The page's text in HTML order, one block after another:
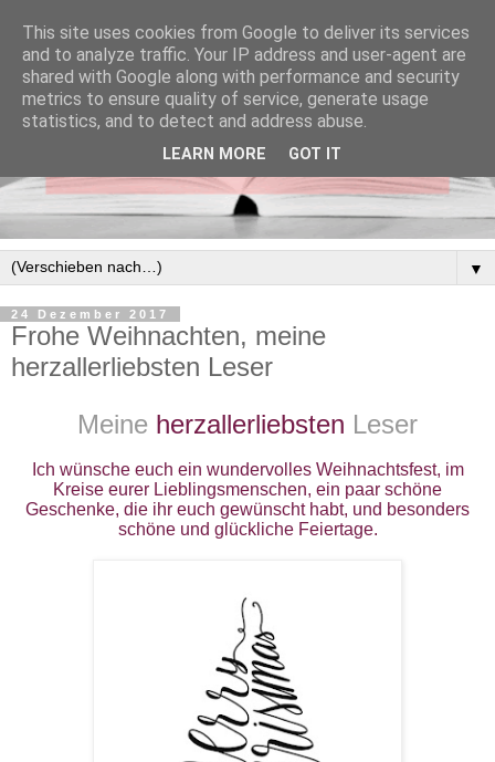
▼
24 Dezember 2017
Frohe Weihnachten, meine
herzallerliebsten Leser
Meine herzallerliebsten Leser
Ich wünsche euch ein wundervolles Weihnachtsfest, im
Kreise eurer Lieblingsmenschen, ein paar schöne
Geschenke, die ihr euch gewünscht habt, und besonders
schöne und glückliche Feiertage.
This site uses cookies from Google to deliver its services
and to analyze traffic. Your IP address and user-agent are
shared with Google along with performance and security
metrics to ensure quality of service, generate usage
statistics, and to detect and address abuse.
LEARN MORE GOT IT